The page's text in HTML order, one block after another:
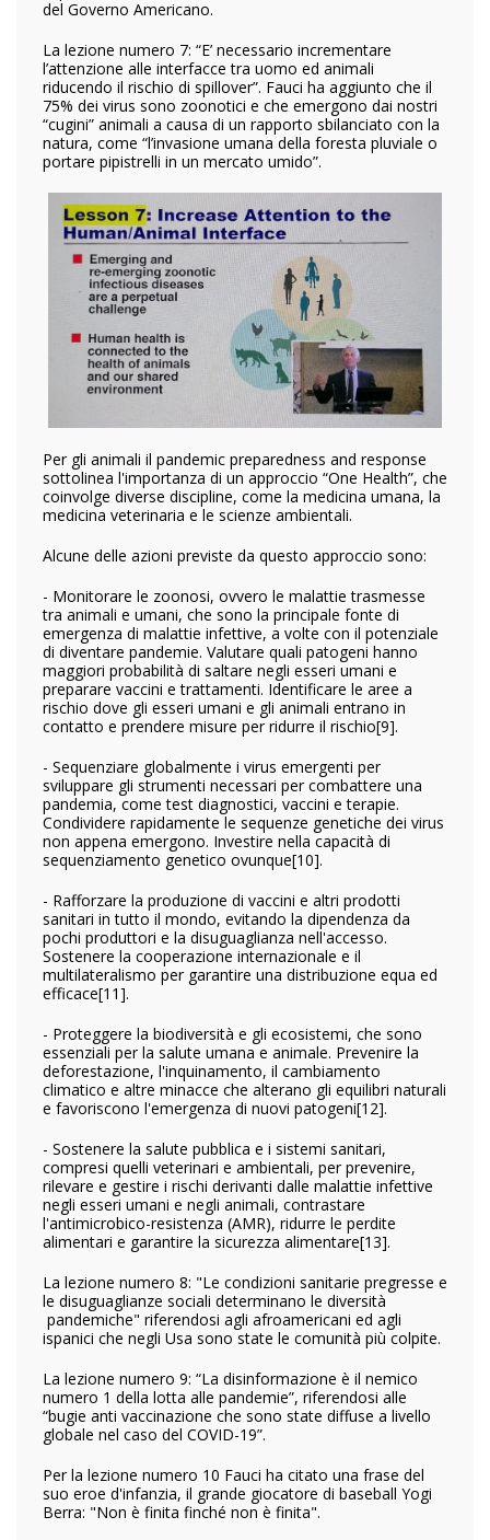
del Governo Americano.
La lezione numero 7: “E’ necessario incrementare
l’attenzione alle interfacce tra uomo ed animali
riducendo il rischio di spillover”. Fauci ha aggiunto che il
75% dei virus sono zoonotici e che emergono dai nostri
“cugini” animali a causa di un rapporto sbilanciato con la
natura, come “l’invasione umana della foresta pluviale o
portare pipistrelli in un mercato umido”.
Per gli animali il pandemic preparedness and response
sottolinea l'importanza di un approccio “One Health”, che
coinvolge diverse discipline, come la medicina umana, la
medicina veterinaria e le scienze ambientali.
Alcune delle azioni previste da questo approccio sono:
- Monitorare le zoonosi, ovvero le malattie trasmesse
tra animali e umani, che sono la principale fonte di
emergenza di malattie infettive, a volte con il potenziale
di diventare pandemie. Valutare quali patogeni hanno
maggiori probabilità di saltare negli esseri umani e
preparare vaccini e trattamenti. Identificare le aree a
rischio dove gli esseri umani e gli animali entrano in
contatto e prendere misure per ridurre il rischio[9].
- Sequenziare globalmente i virus emergenti per
sviluppare gli strumenti necessari per combattere una
pandemia, come test diagnostici, vaccini e terapie.
Condividere rapidamente le sequenze genetiche dei virus
non appena emergono. Investire nella capacità di
sequenziamento genetico ovunque[10].
- Rafforzare la produzione di vaccini e altri prodotti
sanitari in tutto il mondo, evitando la dipendenza da
pochi produttori e la disuguaglianza nell'accesso.
Sostenere la cooperazione internazionale e il
multilateralismo per garantire una distribuzione equa ed
efficace[11].
- Proteggere la biodiversità e gli ecosistemi, che sono
essenziali per la salute umana e animale. Prevenire la
deforestazione, l'inquinamento, il cambiamento
climatico e altre minacce che alterano gli equilibri naturali
e favoriscono l'emergenza di nuovi patogeni[12].
- Sostenere la salute pubblica e i sistemi sanitari,
compresi quelli veterinari e ambientali, per prevenire,
rilevare e gestire i rischi derivanti dalle malattie infettive
negli esseri umani e negli animali, contrastare
l'antimicrobico-resistenza (AMR), ridurre le perdite
alimentari e garantire la sicurezza alimentare[13].
La lezione numero 8: "Le condizioni sanitarie pregresse e
le disuguaglianze sociali determinano le diversità
pandemiche" riferendosi agli afroamericani ed agli
ispanici che negli Usa sono state le comunità più colpite.
La lezione numero 9: “La disinformazione è il nemico
numero 1 della lotta alle pandemie”, riferendosi alle
“bugie anti vaccinazione che sono state diffuse a livello
globale nel caso del COVID-19”.
Per la lezione numero 10 Fauci ha citato una frase del
suo eroe d'infanzia, il grande giocatore di baseball Yogi
Berra: "Non è finita finché non è finita".